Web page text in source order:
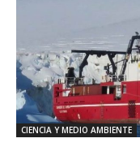
CIENCIA Y MEDIO AMBIENTE